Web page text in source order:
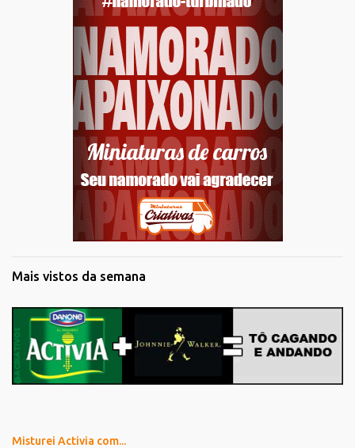
Mais vistos da semana
Misturei Activia com...